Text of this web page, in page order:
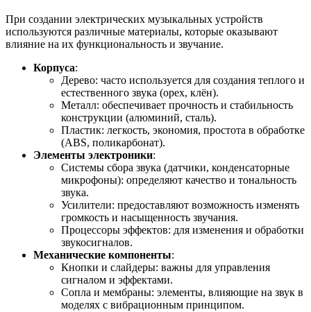
При создании электрических музыкальных устройств
используются различные материалы, которые оказывают
влияние на их функциональность и звучание.
Корпуса:
Дерево: часто используется для создания теплого и
естественного звука (орех, клён).
Металл: обеспечивает прочность и стабильность
конструкции (алюминий, сталь).
Пластик: легкость, экономия, простота в обработке
(ABS, поликарбонат).
Элементы электроники:
Системы сбора звука (датчики, конденсаторные
микрофоны): определяют качество и тональность
звука.
Усилители: предоставляют возможность изменять
громкость и насыщенность звучания.
Процессоры эффектов: для изменения и обработки
звукосигналов.
Механические компоненты:
Кнопки и слайдеры: важны для управления
сигналом и эффектами.
Сопла и мембраны: элементы, влияющие на звук в
моделях с вибрационным принципом.